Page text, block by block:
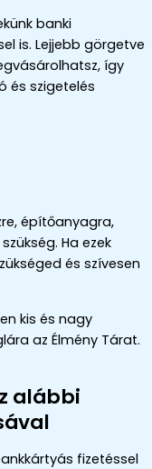
banki
is. Lejjebb görgetve
így
és szigetelés
építőanyagra,
Ha ezek
és szívesen
kis és nagy
az Élmény Tárat.
alábbi
fizetéssel